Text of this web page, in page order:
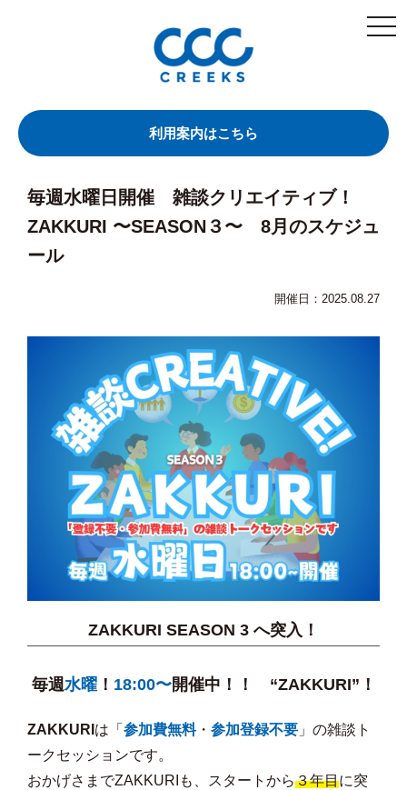
利用案内はこちら
毎週水曜日開催 雑談クリエイティブ！
ZAKKURI 〜SEASON３〜 8月のスケジュ
ール
開催日：2025.08.27
ZAKKURI SEASON 3 へ突入！
毎週水曜！ 18:00〜開催中！！ “ZAKKURI”！
ZAKKURI は「 参加費無料・ 参加登録不要 」の雑談ト
ークセッションです。
おかげさまでZAKKURIも、スタートから３年目に突